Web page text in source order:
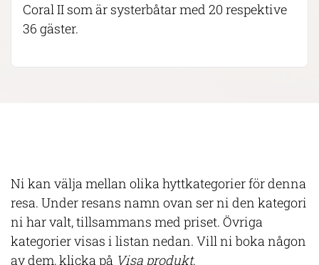
Coral II som är systerbåtar med 20 respektive
36 gäster.
Ni kan välja mellan olika hyttkategorier för denna
resa. Under resans namn ovan ser ni den kategori
ni har valt, tillsammans med priset. Övriga
kategorier visas i listan nedan. Vill ni boka någon
av dem, klicka på Visa produkt.